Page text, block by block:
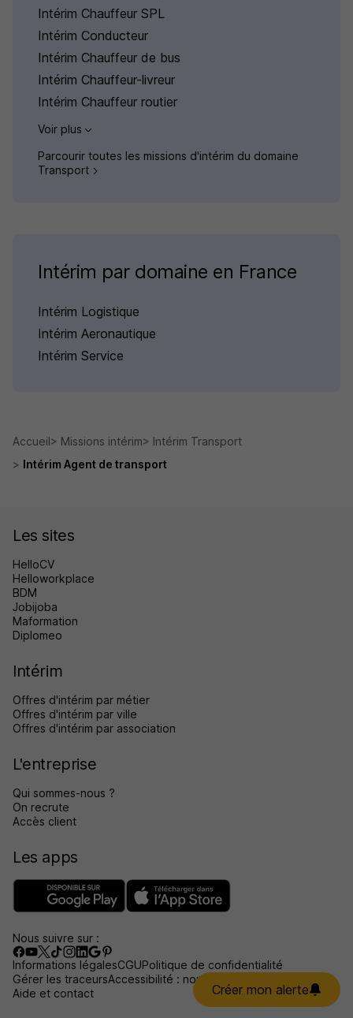
Créer mon alerte
Intérim Chauffeur SPL
Intérim Conducteur
Intérim Chauffeur de bus
Intérim Chauffeur-livreur
Intérim Chauffeur routier
Voir plus
Parcourir toutes les missions d'intérim du domaine
Transport
Intérim par domaine en France
Intérim Logistique
Intérim Aeronautique
Intérim Service
Accueil Missions intérim
Intérim Transport
Intérim Agent de transport
Les sites
HelloCV
Helloworkplace
BDM
Jobijoba
Maformation
Diplomeo
Intérim
Offres d'intérim par métier
Offres d'intérim par ville
Offres d'intérim par association
L'entreprise
Qui sommes-nous ?
On recrute
Accès client
Les apps
Nous suivre sur :
Informations légalesCGUPolitique de confidentialité
Gérer les traceursAccessibilité : non conforme
Aide et contact